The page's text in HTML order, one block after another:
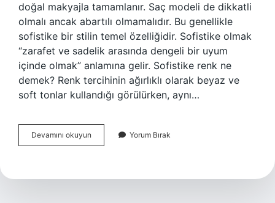
doğal makyajla tamamlanır. Saç modeli de dikkatli
olmalı ancak abartılı olmamalıdır. Bu genellikle
sofistike bir stilin temel özelliğidir. Sofistike olmak
“zarafet ve sadelik arasında dengeli bir uyum
içinde olmak” anlamına gelir. Sofistike renk ne
demek? Renk tercihinin ağırlıklı olarak beyaz ve
soft tonlar kullandığı görülürken, aynı…
Devamını okuyun Sofistike
Ne
Yorum Bırak